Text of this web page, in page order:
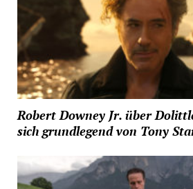
Robert Downey Jr. über
sich grundlegend von Tony